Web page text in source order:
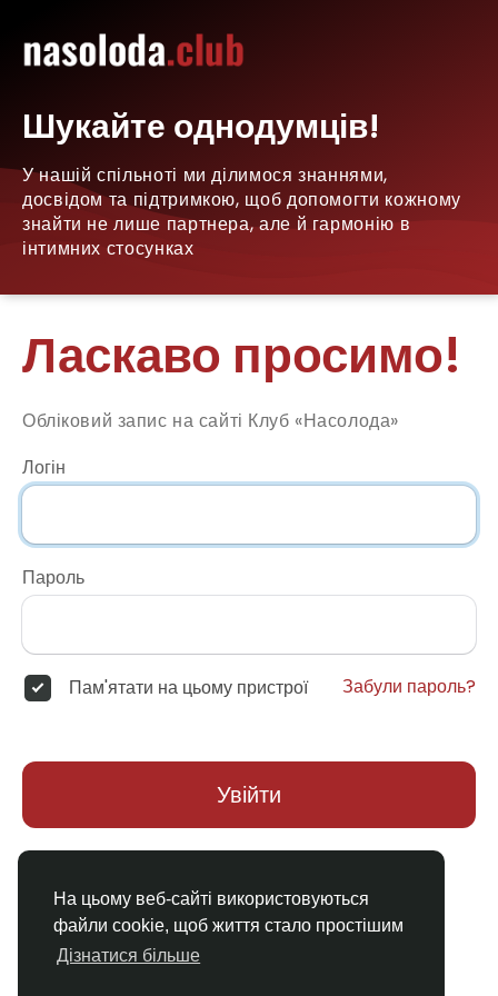
На цьому веб-сайті використовуються
файли cookie, щоб життя стало простішим
Дізнатися більше
Шукайте однодумців!
У нашій спільноті ми ділимося знаннями,
досвідом та підтримкою, щоб допомогти кожному
знайти не лише партнера, але й гармонію в
інтимних стосунках
Ласкаво просимо!
Обліковий запис на сайті Клуб «Насолода»
Логін
Пароль
Пам'ятати на цьому пристрої Забули пароль?
Увійти
Немає облікового запису?Реєстрація